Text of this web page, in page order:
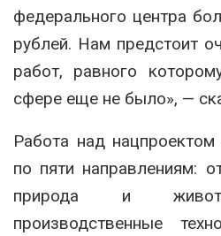
федерального центра
рублей. Нам предстоит
работ, равного
сфере еще не было», —
Работа над нацпроектом
по пяти направлениям:
природа и
производственные